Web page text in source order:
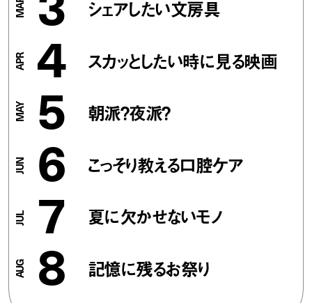
シェアしたい文房具
4 スカッとしたい時に見る映画
5 朝派？夜派？
6 こっそり教える口腔ケア
7 夏に欠かせないモノ
8 記憶に残るお祭り